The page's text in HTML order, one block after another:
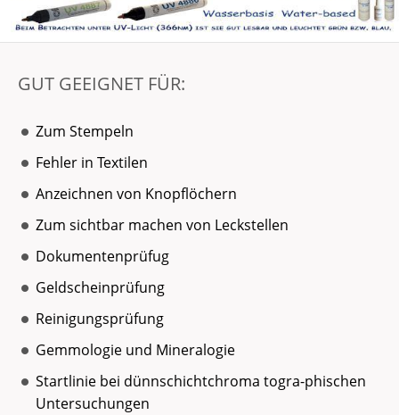
GUT GEEIGNET FÜR:
Zum Stempeln
Fehler in Textilen
Anzeichnen von Knopflöchern
Zum sichtbar machen von Leckstellen
Dokumentenprüfug
Geldscheinprüfung
Reinigungsprüfung
Gemmologie und Mineralogie
Startlinie bei dünnschichtchroma togra-phischen
Untersuchungen